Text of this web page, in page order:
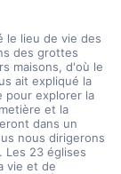
le lieu de vie des
des grottes
maisons, d'où le
ait expliqué la
pour explorer la
et la
dans un
nous dirigerons
Les 23 églises
vie et de